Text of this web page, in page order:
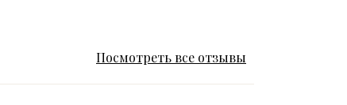
Посмотреть все отзывы